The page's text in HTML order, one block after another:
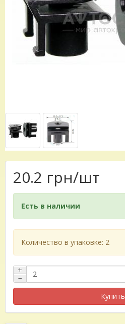
20.2 грн/шт
Есть в наличии
Количество в упаковке: 2
+
−
Купить